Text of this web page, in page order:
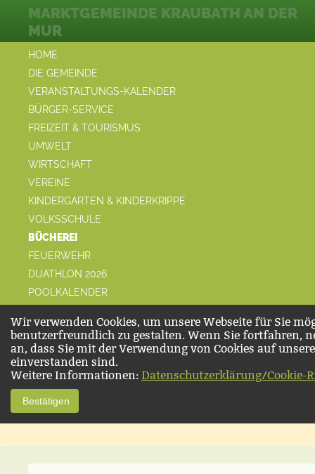
HOME
DIE GEMEINDE
VERANSTALTUNGS-KALENDER
BÜRGER-SERVICE
FREIZEIT & TOURISMUS
UMWELT
WIRTSCHAFT
VEREINE
KINDERGARTEN & KINDERKRIPPE
VOLKSSCHULE
BÜCHEREI
FEUERWEHR
DUATHLON 2026
POOLKALENDER
MARKTGEMEINDE KRAUBATH AN DER
MUR
Wir verwenden Cookies, um unsere Webseite für Sie
benutzerfreundlich zu gestalten. Wenn Sie fortfahren,
an, dass Sie mit der Verwendung von Cookies auf
einverstanden sind.
Weitere Informationen: Datenschutzerklärung/Cookie-
Bestätigen